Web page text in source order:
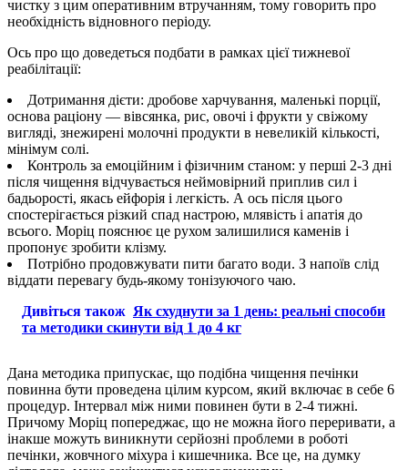
чистку з цим оперативним втручанням, тому говорить про
необхідність відновного періоду.
Ось про що доведеться подбати в рамках цієї тижневої
реабілітації:
Дотримання дієти: дробове харчування, маленькі порції,
основа раціону — вівсянка, рис, овочі і фрукти у свіжому
вигляді, знежирені молочні продукти в невеликій кількості,
мінімум солі.
Контроль за емоційним і фізичним станом: у перші 2-3 дні
після чищення відчувається неймовірний приплив сил і
бадьорості, якась ейфорія і легкість. А ось після цього
спостерігається різкий спад настрою, млявість і апатія до
всього. Моріц пояснює це рухом залишилися каменів і
пропонує зробити клізму.
Потрібно продовжувати пити багато води. З напоїв слід
віддати перевагу будь-якому тонізуючого чаю.
Дивіться також Як схуднути за 1 день: реальні способи
та методики скинути від 1 до 4 кг
Дана методика припускає, що подібна чищення печінки
повинна бути проведена цілим курсом, який включає в себе 6
процедур. Інтервал між ними повинен бути в 2-4 тижні.
Причому Моріц попереджає, що не можна його переривати, а
інакше можуть виникнути серйозні проблеми в роботі
печінки, жовчного міхура і кишечника. Все це, на думку